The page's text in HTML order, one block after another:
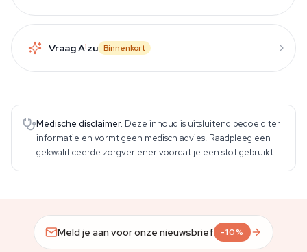
Vraag Aizu Binnenkort
Medische disclaimer. Deze inhoud is uitsluitend bedoeld ter
informatie en vormt geen medisch advies. Raadpleeg een
gekwalificeerde zorgverlener voordat je een stof gebruikt.
Meld je aan voor onze nieuwsbrief -10%